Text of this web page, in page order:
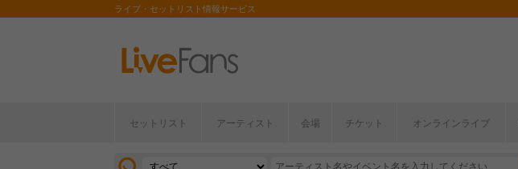
ライブ・セットリスト情報サービス
セットリスト アーティスト 会場 チケット オンラインライブ